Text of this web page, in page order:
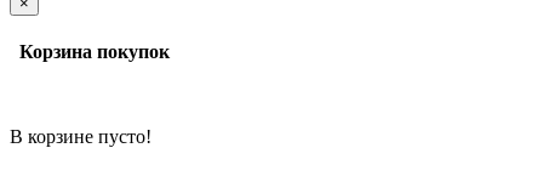
Корзина покупок
В корзине пусто!